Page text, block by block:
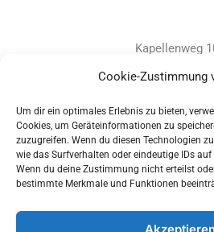
Cookie-Zustimmung
Um dir ein optimales Erlebnis zu bieten,
Cookies, um Geräteinformationen zu
zuzugreifen. Wenn du diesen Technologien
wie das Surfverhalten oder eindeutige IDs
Wenn du deine Zustimmung nicht erteilst
bestimmte Merkmale und Funktionen
Kapellenweg
D-94575
+49 - (0)8546 -